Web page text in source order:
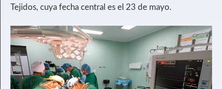
Tejidos, cuya fecha central es el 23 de mayo.